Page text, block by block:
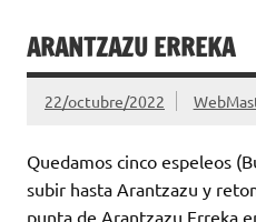
ARANTZAZU ERREKA
22/octubre/2022
Quedamos cinco espeleos
subir hasta Arantzazu y
punta de Arantzazu Erreka